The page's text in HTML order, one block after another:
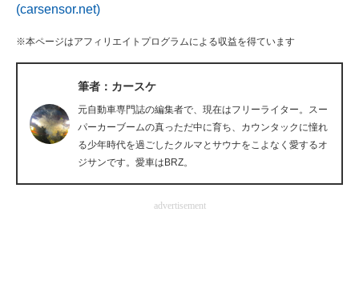
経営リーダーのコミュニティ
マーケ×ITの今がよく分かる
ITエンジニア向け専門サイト
(carsensor.net)
※本ページはアフィリエイトプログラムによる収益を得ています
筆者：カースケ
元自動車専門誌の編集者で、現在はフリーライター。スー
パーカーブームの真っただ中に育ち、カウンタックに憧れ
る少年時代を過ごしたクルマとサウナをこよなく愛するオ
ジサンです。愛車はBRZ。
advertisement